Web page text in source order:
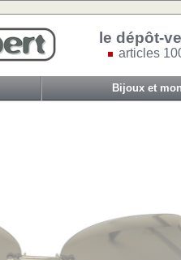
le dépôt-
articles
Bijoux et